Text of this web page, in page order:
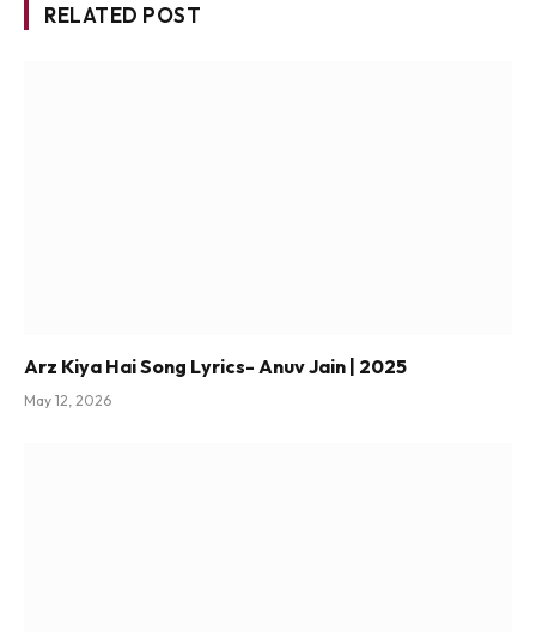
RELATED POST
Arz Kiya Hai Song Lyrics- Anuv Jain | 2025
May 12, 2026